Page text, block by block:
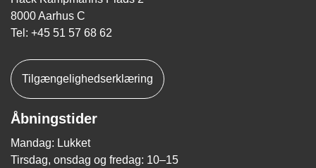
8000 Aarhus C
Tel: +45 51 57 68 62
Tilgængelighedserklæring
Åbningstider
Mandag: Lukket
Tirsdag, onsdag og fredag: 10–15